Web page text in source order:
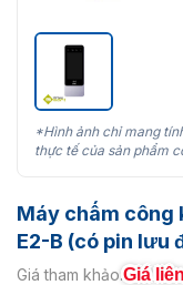
*Hình ảnh chỉ mang
thực tế của sản phẩm
Máy chấm công
E2-B (có pin lưu
Giá tham khảo:Giá